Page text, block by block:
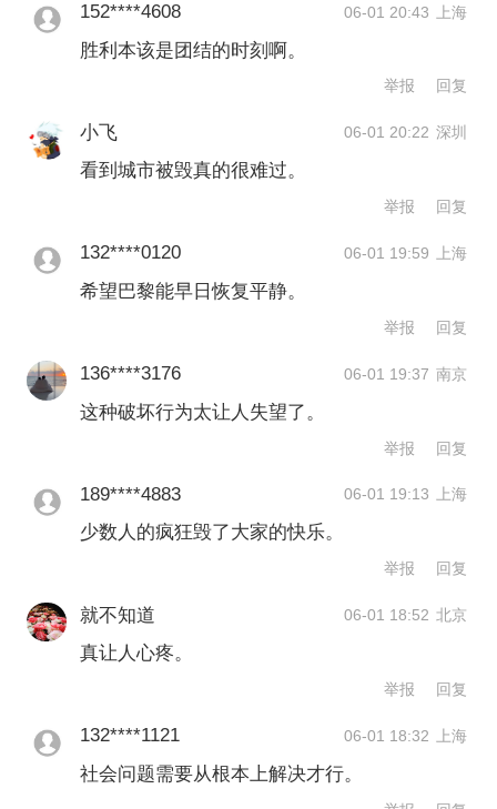
但正是这极少数人毁掉了数万人的庆
但没有任何人为此做好准备。结果早在
经济损失几何
这次骚乱的经济损失，还需等待法国保
险行业联合会（France Assureurs）的统
计。但参照以往案例，比如2023年6月，
17岁少年纳赫尔（Nahel Merzouk）遭警
察枪杀引发的骚乱持续约8天，造成5662
辆汽车被焚毁、逾千处建筑受损。法国
雇主联合会（Medef）当时估计仅商业领
域损失超过10亿欧元，两个月后，
France Assureurs汇总的保险理赔金额达
7.3亿欧元，其中商业地产损失占65%，
公共财产损失占27%。
152****4608 06-01 20:43 上海
胜利本该是团结的时刻啊。
举报 回复
小飞 06-01 20:22 深圳
看到城市被毁真的很难过。
举报 回复
132****0120 06-01 19:59 上海
希望巴黎能早日恢复平静。
举报 回复
136****3176 06-01 19:37 南京
这种破坏行为太让人失望了。
举报 回复
189****4883 06-01 19:13 上海
少数人的疯狂毁了大家的快乐。
举报 回复
就不知道 06-01 18:52 北京
真让人心疼。
举报 回复
132****1121 06-01 18:32 上海
社会问题需要从根本上解决才行。